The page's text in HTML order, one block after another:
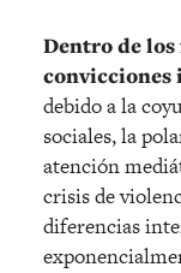
Dentro de
convicciones
debido a la
sociales, la
atención
crisis de
diferencias